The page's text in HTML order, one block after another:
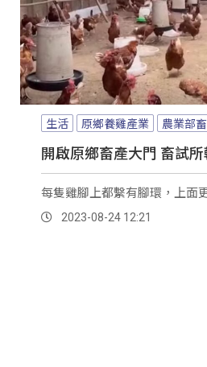
生活 原鄉養雞產業 農業部
開啟原鄉畜產大門 畜試
每隻雞腳上都繫有腳環，上面
2023-08-24 12:21